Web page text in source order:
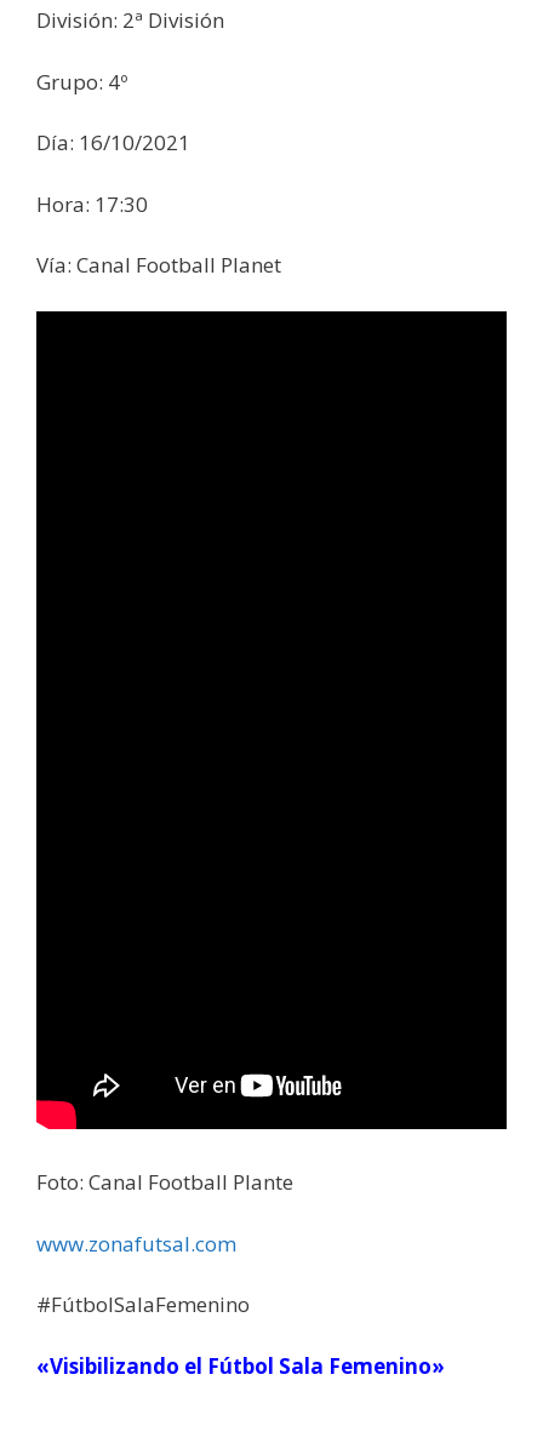
División: 2ª División
Grupo: 4º
Día: 16/10/2021
Hora: 17:30
Vía: Canal Football Planet
Foto: Canal Football Plante
www.zonafutsal.com
#FútbolSalaFemenino
«Visibilizando el Fútbol Sala Femenino»